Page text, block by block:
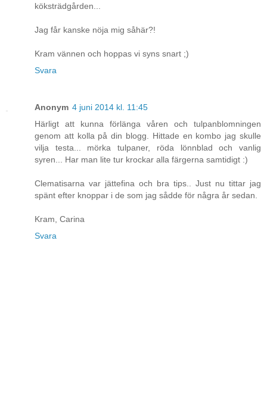
köksträdgården...
Jag får kanske nöja mig såhär?!
Kram vännen och hoppas vi syns snart ;)
Svara
Anonym 4 juni 2014 kl. 11:45
Härligt att kunna förlänga våren och tulpanblomningen
genom att kolla på din blogg. Hittade en kombo jag skulle
vilja testa... mörka tulpaner, röda lönnblad och vanlig
syren... Har man lite tur krockar alla färgerna samtidigt :)
Clematisarna var jättefina och bra tips.. Just nu tittar jag
spänt efter knoppar i de som jag sådde för några år sedan.
Kram, Carina
Svara